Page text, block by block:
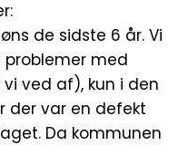
de sidste 6 år. Vi
problemer med
ved af), kun i den
der var en defekt
Da kommunen